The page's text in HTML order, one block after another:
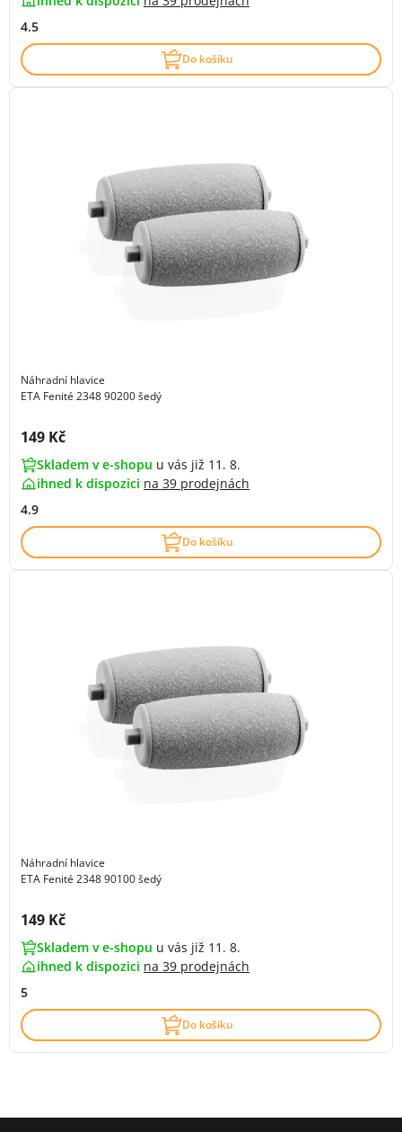
4.5
Do košíku
Náhradní hlavice
ETA Fenité 2348 90200 šedý
Cena s DPH:
149 Kč
Skladem v e-shopu u vás již 11. 8.
ihned k dispozici na 39 prodejnách
4.9
Do košíku
Náhradní hlavice
ETA Fenité 2348 90100 šedý
Cena s DPH:
149 Kč
Skladem v e-shopu u vás již 11. 8.
ihned k dispozici na 39 prodejnách
5
Do košíku